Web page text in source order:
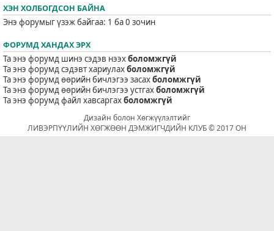
ХЭН ХОЛБОГДСОН БАЙНА
Энэ форумыг үзэж байгаа: 1 ба 0 зочин
ФОРУМД ХАНДАХ ЭРХ
Та энэ форумд шинэ сэдэв нээхболомжгүй
Та энэ форумд сэдэвт хариулахболомжгүй
Та энэ форумд өөрийн бичлэгээ засахболомжгүй
Та энэ форумд өөрийн бичлэгээ устгахболомжгүй
Та энэ форумд файл хавсаргахболомжгүй
Дизайн болон Хөгжүүлэлтийг
ЛИВЭРПҮҮЛИЙН ХӨГЖӨӨН ДЭМЖИГЧДИЙН КЛУБ © 2017 ОН